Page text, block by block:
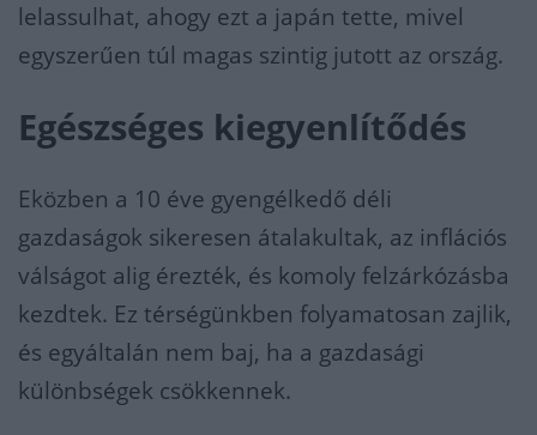
lelassulhat, ahogy ezt a japán tette, mivel
egyszerűen túl magas szintig jutott az ország.
Egészséges kiegyenlítődés
Eközben a 10 éve gyengélkedő déli
gazdaságok sikeresen átalakultak, az inflációs
válságot alig érezték, és komoly felzárkózásba
kezdtek. Ez térségünkben folyamatosan zajlik,
és egyáltalán nem baj, ha a gazdasági
különbségek csökkennek.